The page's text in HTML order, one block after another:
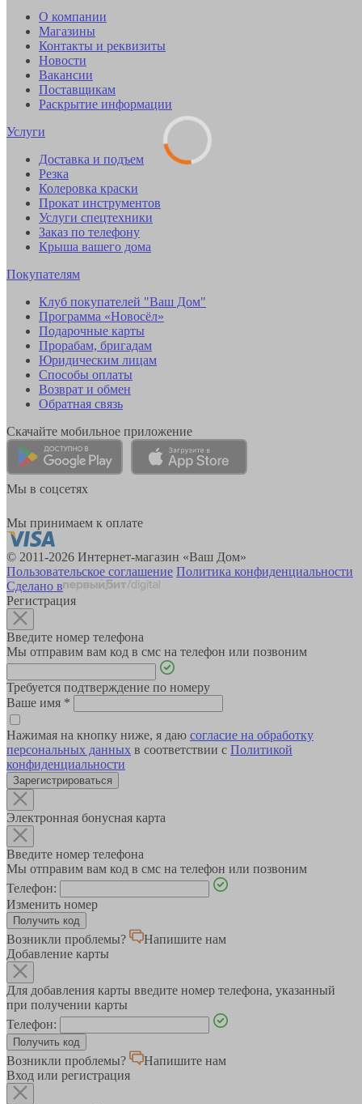
О компании
Магазины
Контакты и реквизиты
Новости
Вакансии
Поставщикам
Раскрытие информации
Услуги
Доставка и подъем
Резка
Колеровка краски
Прокат инструментов
Услуги спецтехники
Заказ по телефону
Крыша вашего дома
Покупателям
Клуб покупателей "Ваш Дом"
Программа «Новосёл»
Подарочные карты
Прорабам, бригадам
Юридическим лицам
Способы оплаты
Возврат и обмен
Обратная связь
Скачайте мобильное приложение
Мы в соцсетях
Мы принимаем к оплате
© 2011-2026 Интернет-магазин «Ваш Дом»
Пользовательское соглашение Политика конфиденциальности
Сделано в
Регистрация
Введите номер телефона
Мы отправим вам код в смс на телефон или позвоним
Требуется подтверждение по номеру
Ваше имя *
Нажимая на кнопку ниже, я даю согласие на обработку
персональных данных в соответствии с Политикой
конфиденциальности
Зарегистрироваться
Электронная бонусная карта
Введите номер телефона
Мы отправим вам код в смс на телефон или позвоним
Телефон:
Изменить номер
Возникли проблемы?
Напишите нам
Добавление карты
Для добавления карты введите номер телефона, указанный
при получении карты
Телефон:
Возникли проблемы?
Напишите нам
Вход или регистрация